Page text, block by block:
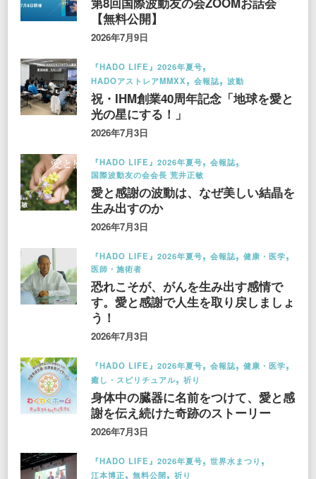
【無料公開】
2026年7月9日
『HADO LIFE』2026年夏号
HADOアストレアMMXX
会報誌 波動
祝・IHM創業40周年記念「地球を愛と
光の星にする！」
2026年7月3日
『HADO LIFE』2026年夏号
会報誌
国際波動友の会会長 荒井正敏
愛と感謝の波動は、なぜ美しい結晶を
生み出すのか
2026年7月3日
『HADO LIFE』2026年夏号 会報誌
健康・医学
医師・施術者
恐れこそが、がんを生み出す感情で
す。愛と感謝で人生を取り戻しましょ
う！
2026年7月3日
『HADO LIFE』2026年夏号 会報誌
健康・医学
癒し・スピリチュアル
祈り
身体中の臓器に名前をつけて、愛と感
謝を伝え続けた奇跡のストーリー
2026年7月3日
『HADO LIFE』2026年夏号
世界水まつり
江本博正
無料公開 祈り